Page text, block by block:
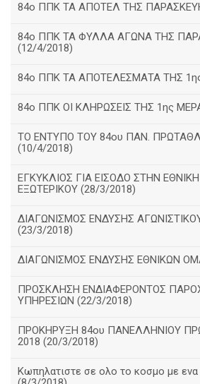
84ο ΠΠΚ ΤΑ ΑΠΟΤΕΛ ΤΗΣ
84ο ΠΠΚ ΤΑ ΦΥΛΛΑ ΑΓΩΝΑ ΤΗΣ
(12/4/2018)
84ο ΠΠΚ ΤΑ ΑΠΟΤΕΛΕΣΜΑΤΑ ΤΗΣ
84ο ΠΠΚ ΟΙ ΚΛΗΡΩΣΕΙΣ ΤΗΣ 1ης
ΤΟ ΕΝΤΥΠΟ ΤΟΥ 84ου ΠΑΝ.
(10/4/2018)
ΕΓΚΥΚΛΙΟΣ ΓΙΑ ΕΙΣΟΔΟ ΣΤΗΝ
ΕΞΩΤΕΡΙΚΟΥ (28/3/2018)
ΔΙΑΓΩΝΙΣΜΟΣ ΕΝΔΥΣΗΣ
(23/3/2018)
ΔΙΑΓΩΝΙΣΜΟΣ ΕΝΔΥΣΗΣ ΕΘΝΙΚΩΝ
ΠΡΟΣΚΛΗΣΗ ΕΝΔΙΑΦΕΡΟΝΤΟΣ
ΥΠΗΡΕΣΙΩΝ (22/3/2018)
ΠΡΟΚΗΡΥΞΗ 84ου ΠΑΝΕΛΛΗΝΙΟΥ
2018 (20/3/2018)
Κωπηλατιστε σε ολο το κοσμο με ενα